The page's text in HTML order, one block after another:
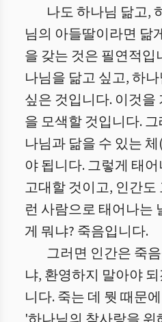
나도 하나님 닮고,
님의 아들딸이라면 닮
을 갖는 것은 필연적입
나님을 닮고 싶고, 하
싶은 것입니다. 이것을
을 모색할 것입니다.
나님과 닮을 수 있는
야 됩니다. 그렇게 태
고대할 것이고, 인간도
런 사람으로 태어나는
게 뭐냐? 죽음입니다.
그러면 인간은 죽
냐, 환영하지 말아야
니다. 죽는 데 뭣 때문